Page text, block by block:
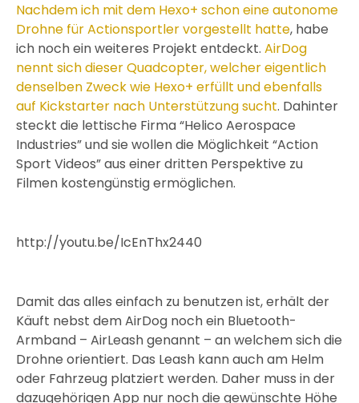
Nachdem ich mit dem Hexo+ schon eine autonome
Drohne für Actionsportler vorgestellt hatte, habe
ich noch ein weiteres Projekt entdeckt. AirDog
nennt sich dieser Quadcopter, welcher eigentlich
denselben Zweck wie Hexo+ erfüllt und ebenfalls
auf Kickstarter nach Unterstützung sucht. Dahinter
steckt die lettische Firma “Helico Aerospace
Industries” und sie wollen die Möglichkeit “Action
Sport Videos” aus einer dritten Perspektive zu
Filmen kostengünstig ermöglichen.
http://youtu.be/IcEnThx2440
Damit das alles einfach zu benutzen ist, erhält der
Käuft nebst dem AirDog noch ein Bluetooth-
Armband – AirLeash genannt – an welchem sich die
Drohne orientiert. Das Leash kann auch am Helm
oder Fahrzeug platziert werden. Daher muss in der
dazugehörigen App nur noch die gewünschte Höhe